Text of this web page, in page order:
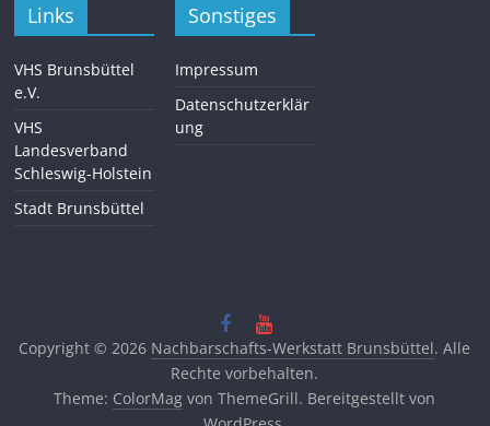
Links
VHS Brunsbüttel
e.V.
VHS
Landesverband
Schleswig-Holstein
Stadt Brunsbüttel
Sonstiges
Impressum
Datenschutzerklär
ung
Copyright © 2026 Nachbarschafts-Werkstatt Brunsbüttel. Alle
Rechte vorbehalten.
Theme: ColorMag von ThemeGrill. Bereitgestellt von